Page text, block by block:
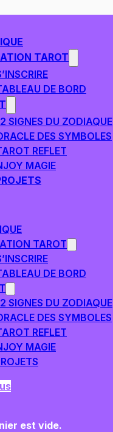
TAROT
DE BORD
SIGNES DU ZODIAQUE
DES SYMBOLES
REFLET
MAGIE
TAROT
DE BORD
SIGNES DU ZODIAQUE
DES SYMBOLES
REFLET
MAGIE
est vide.